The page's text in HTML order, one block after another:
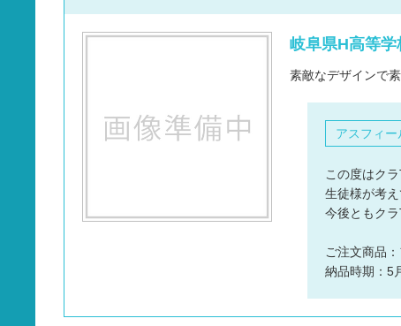
岐阜県H高等学
素敵なデザインで
アスフィー
この度はク
生徒様が考
今後ともク
ご注文商品
納品時期：5